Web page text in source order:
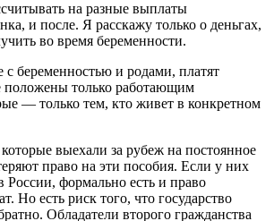
на разные выплаты
и после. Я расскажу только о деньгах,
во время беременности.
с беременностью и родами, платят
положены только работающим
— только тем, кто живет в конкретном
выехали за рубеж на постоянное
право на эти пособия. Если у них
России, формально есть и право
Но есть риск того, что государство
Обладатели второго гражданства